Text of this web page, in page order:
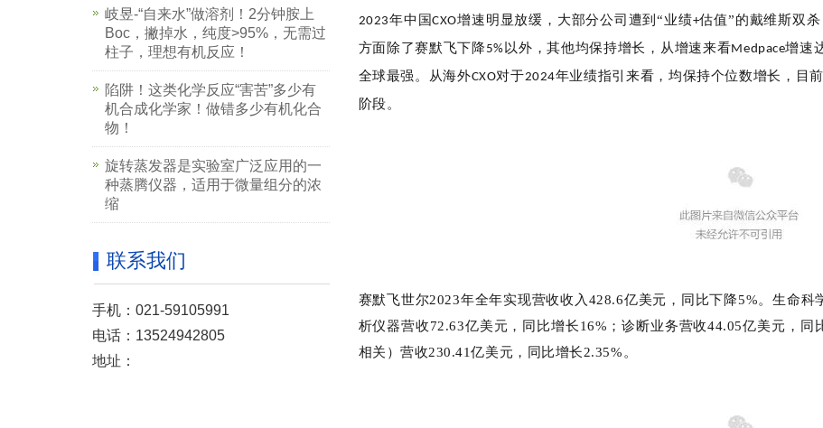
2023年中国CXO增速明显放缓，大部分公司遭到“业绩+估值”的戴维斯双
方面除了赛默飞下降 5% 以外，其他均保持增长，从增速来看Medpace增速
全球最强。从海外CXO对于2024年业绩指引来看，均保持个位数增长，目
阶段。
赛默飞世尔2023年全年实现营收收入428.6亿美元，同比下降5%。生命
析仪器营收72.63亿美元，同比增长16%；诊断业务营收44.05亿美元，
相关）营收230.41亿美元，同比增长2.35%。
岐昱-“自来水”做溶剂！2分钟胺上
Boc，撇掉水，纯度>95%，无需过
柱子，理想有机反应！
陷阱！这类化学反应“害苦”多少有
机合成化学家！做错多少有机化合
物！
旋转蒸发器是实验室广泛应用的一
种蒸腾仪器，适用于微量组分的浓
缩
联系我们
手机：021-59105991
电话：13524942805
地址：